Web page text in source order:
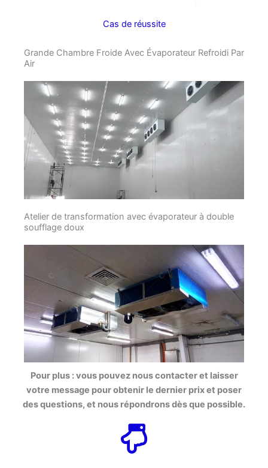
Cas de réussite
Grande Chambre Froide Avec Évaporateur Refroidi Par
Air
Atelier de transformation avec évaporateur à double
soufflage doux
Pour plus : vous pouvez nous contacter et laisser
votre message pour obtenir le dernier prix et poser
des questions, et nous répondrons dès que possible.